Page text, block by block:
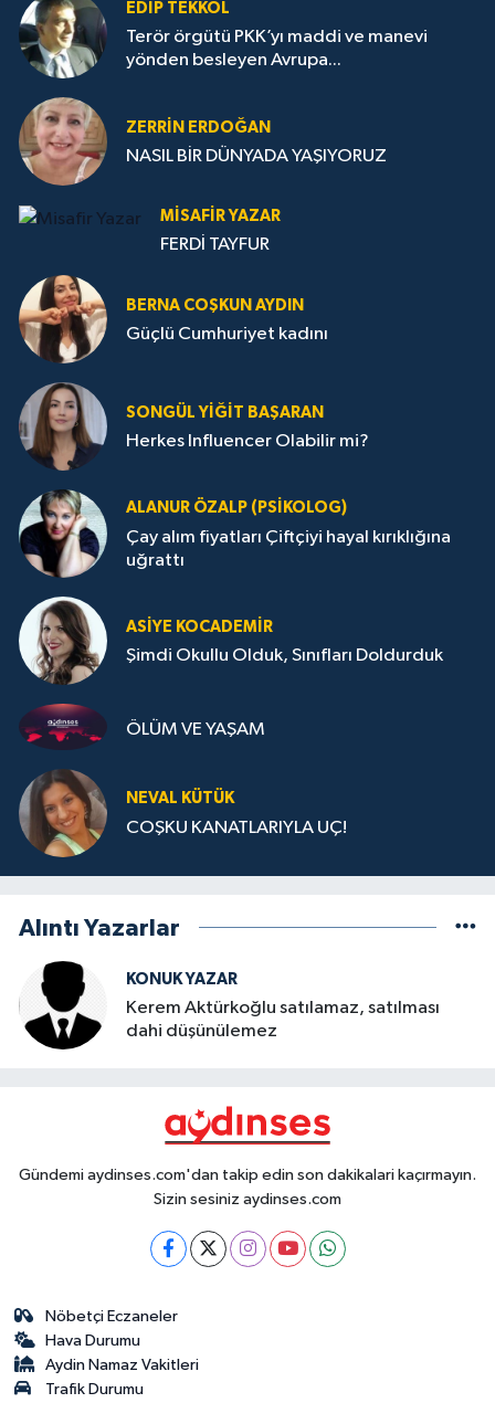
EDIP TEKKOL
Terör örgütü PKK’yı maddi ve manevi
yönden besleyen Avrupa...
ZERRIN ERDOĞAN
NASIL BİR DÜNYADA YAŞIYORUZ
MISAFIR YAZAR
FERDİ TAYFUR
BERNA COŞKUN AYDIN
Güçlü Cumhuriyet kadını
SONGÜL YIĞIT BAŞARAN
Herkes Influencer Olabilir mi?
ALANUR ÖZALP (PSIKOLOG)
Çay alım fiyatları Çiftçiyi hayal kırıklığına
uğrattı
ASIYE KOCADEMİR
Şimdi Okullu Olduk, Sınıfları Doldurduk
ÖLÜM VE YAŞAM
NEVAL KÜTÜK
COŞKU KANATLARIYLA UÇ!
Alıntı Yazarlar
KONUK YAZAR
Kerem Aktürkoğlu satılamaz, satılması
dahi düşünülemez
Gündemi aydinses.com'dan takip edin son dakikalari kaçırmayın.
Sizin sesiniz aydinses.com
Nöbetçi Eczaneler
Hava Durumu
Aydin Namaz Vakitleri
Trafik Durumu